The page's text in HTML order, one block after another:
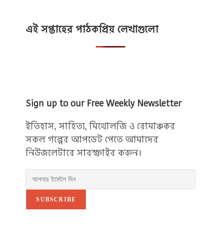
এই সপ্তাহের পাঠকপ্রিয় লেখাগুলো
Sign up to our Free Weekly Newsletter
ইতিহাস, সাহিত্য, মিথোলজি ও রোমাঞ্চকর
সকল গল্পের আপডেট পেতে আমাদের
নিউজলেটারে সাবস্ক্রাইব করুন।
SUBSCRIBE